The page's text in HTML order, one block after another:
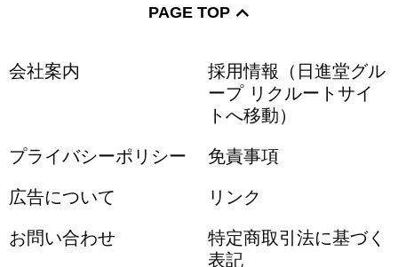
PAGE TOP
会社案内
採用情報（日進堂グル
ープ リクルートサイ
トへ移動）
プライバシーポリシー 免責事項
広告について リンク
お問い合わせ
特定商取引法に基づく
表記